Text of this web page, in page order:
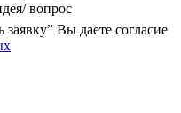
вопрос
Вы даете согласие
Вы даете согласие